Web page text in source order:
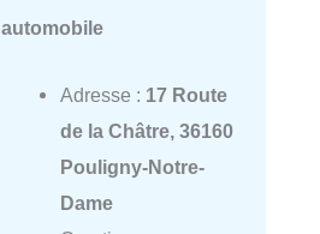
automobile
Adresse : 17 Route
de la Châtre, 36160
Pouligny-Notre-
Dame